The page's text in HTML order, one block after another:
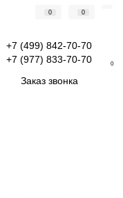
0 0
+7 (499) 842-70-70
+7 (977) 833-70-70
Заказ звонка
0